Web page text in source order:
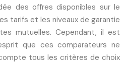
des offres disponibles sur le
tarifs et les niveaux de garantie
mutuelles. Cependant, il est
que ces comparateurs ne
tous les critères de choix